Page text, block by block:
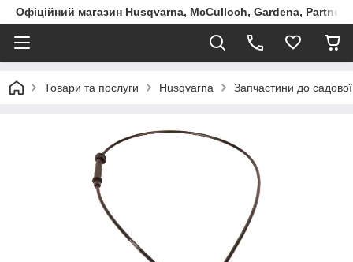
Офіційний магазин Husqvarna, McCulloch, Gardena, Partner
Товари та послуги Husqvarna Запчастини до